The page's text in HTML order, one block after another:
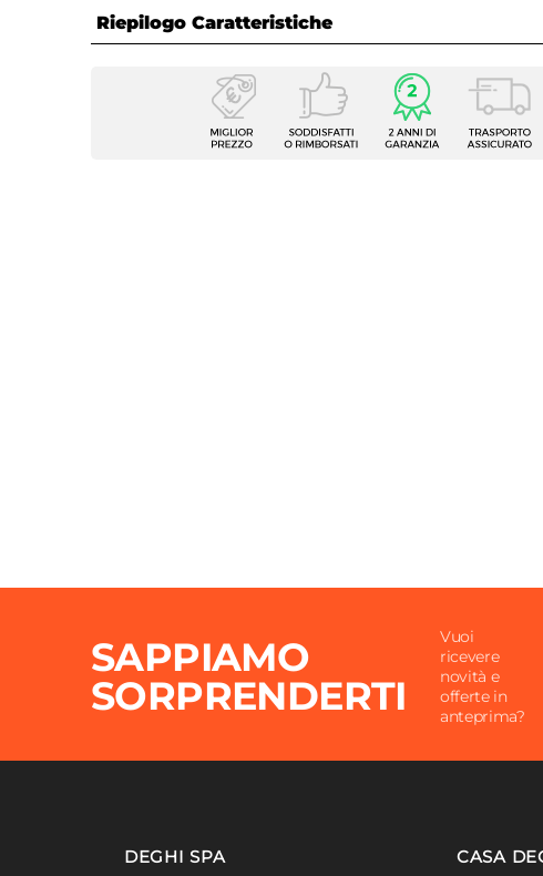
Riepilogo Caratteristiche
Caratteristiche
Numero Stecche
8 stecche
Per Ombrellone Con
8 stecche
SAPPIAMO
SORPRENDERTI
Vuoi
ricevere
novità e
offerte in
anteprima?
DEGHI SPA CASA